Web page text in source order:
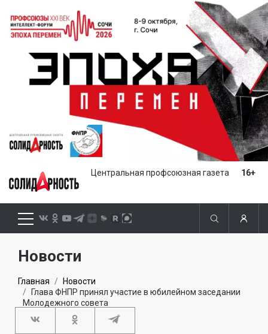
Центральная профсоюзная газета 16+
Новости
Главная
Новости
Глава ФНПР принял участие в юбилейном заседании
Молодежного совета